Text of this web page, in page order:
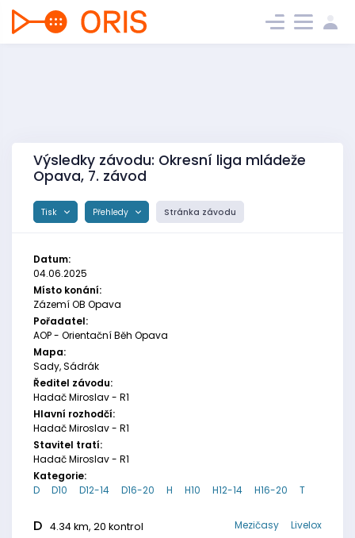
Výsledky závodu: Okresní liga mládeže
Opava, 7. závod
Tisk Přehledy Stránka závodu
Datum:
04.06.2025
Místo konání:
Zázemí OB Opava
Pořadatel:
AOP - Orientační Běh Opava
Mapa:
Sady, Sádrák
Ředitel závodu:
Hadač Miroslav - R1
Hlavní rozhodčí:
Hadač Miroslav - R1
Stavitel tratí:
Hadač Miroslav - R1
Kategorie:
D
D10 D12-14 D16-20 H H10 H12-14 H16-20 T
D 4.34 km, 20 kontrol Livelox
Mezičasy